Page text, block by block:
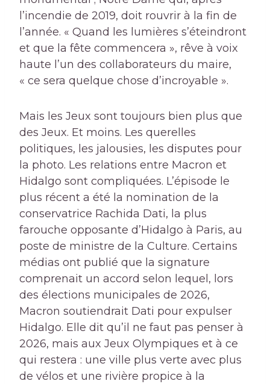
l’incendie de 2019, doit rouvrir à la fin de
l’année. « Quand les lumières s’éteindront
et que la fête commencera », rêve à voix
haute l’un des collaborateurs du maire,
« ce sera quelque chose d’incroyable ».
Mais les Jeux sont toujours bien plus que
des Jeux. Et moins. Les querelles
politiques, les jalousies, les disputes pour
la photo. Les relations entre Macron et
Hidalgo sont compliquées. L’épisode le
plus récent a été la nomination de la
conservatrice Rachida Dati, la plus
farouche opposante d’Hidalgo à Paris, au
poste de ministre de la Culture. Certains
médias ont publié que la signature
comprenait un accord selon lequel, lors
des élections municipales de 2026,
Macron soutiendrait Dati pour expulser
Hidalgo. Elle dit qu’il ne faut pas penser à
2026, mais aux Jeux Olympiques et à ce
qui restera : une ville plus verte avec plus
de vélos et une rivière propice à la